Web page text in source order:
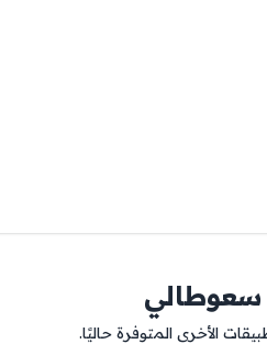
سعوطالي
الأخرى المتوفرة حاليًا.